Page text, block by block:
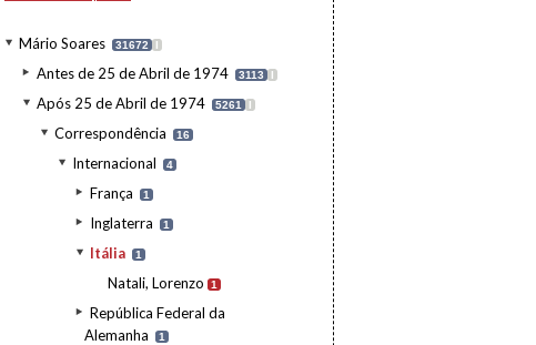
Mário Soares 31672 I
Antes de 25 de Abril de 1974 3113 I
Após 25 de Abril de 1974 5261 I
Correspondência 16
Internacional 4
França 1
Inglaterra 1
Itália 1
Natali, Lorenzo 1
República Federal da
Alemanha
1